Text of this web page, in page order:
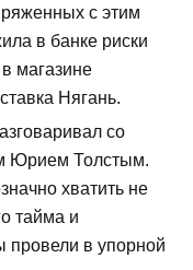
с этим
в банке риски
магазине
Нягань.
со
Юрием Толстым.
хватить не
тайма и
провели в упорной